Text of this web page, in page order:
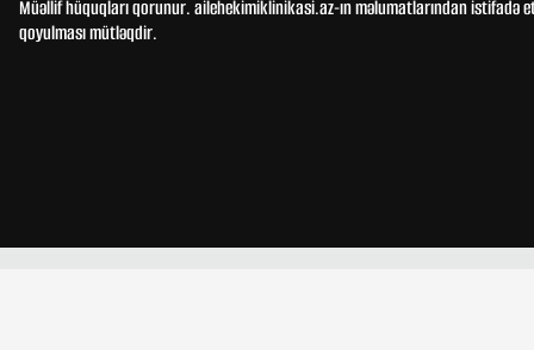
Müəllif hüquqları qorunur. ailehekimiklinikasi.az-ın məlumatlarından
qoyulması mütləqdir.